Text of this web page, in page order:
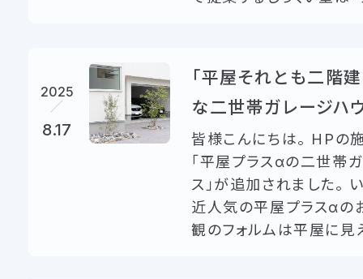
2025
8.17
「平屋それとも二階建
な二世帯ガレージハ
皆様こんにちは。 HPの
「平屋プラスαの二世帯
ス」が追加されました。
近人気の平屋プラスαの
観のフォルムは平屋に見